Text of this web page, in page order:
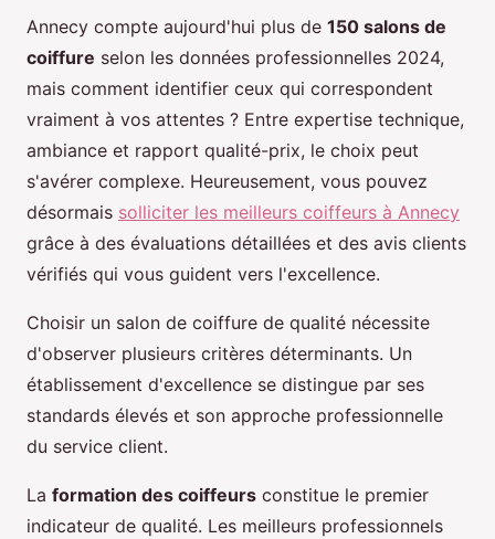
Annecy compte aujourd'hui plus de 150 salons de
coiffure selon les données professionnelles 2024,
mais comment identifier ceux qui correspondent
vraiment à vos attentes ? Entre expertise technique,
ambiance et rapport qualité-prix, le choix peut
s'avérer complexe. Heureusement, vous pouvez
désormais solliciter les meilleurs coiffeurs à Annecy
grâce à des évaluations détaillées et des avis clients
vérifiés qui vous guident vers l'excellence.
Choisir un salon de coiffure de qualité nécessite
d'observer plusieurs critères déterminants. Un
établissement d'excellence se distingue par ses
standards élevés et son approche professionnelle
du service client.
La formation des coiffeurs constitue le premier
indicateur de qualité. Les meilleurs professionnels